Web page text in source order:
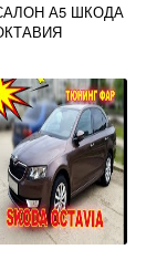
А5 ШКОДА